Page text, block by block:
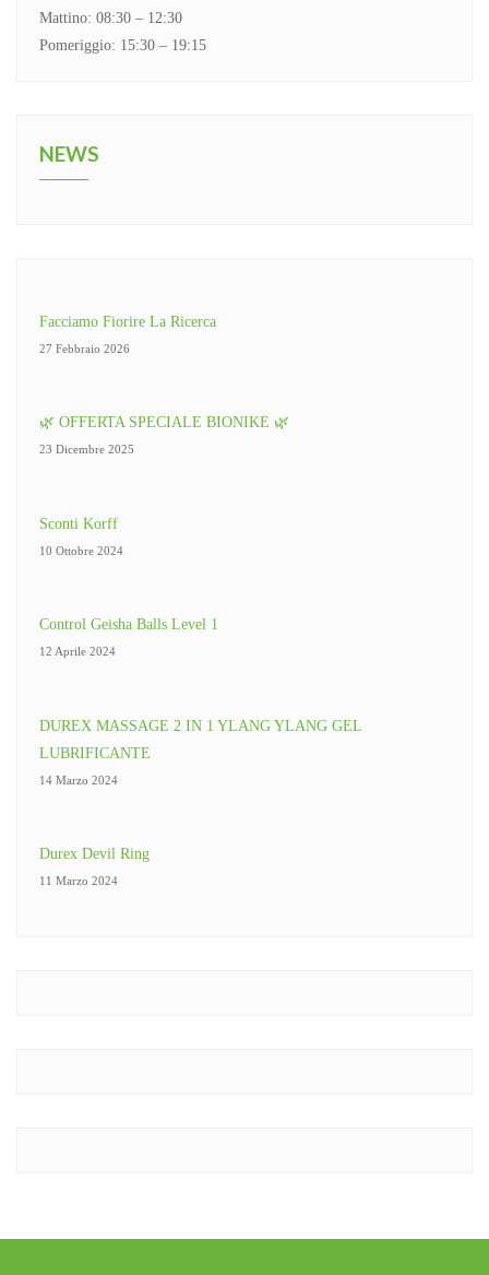
Mattino: 08:30 – 12:30
Pomeriggio: 15:30 – 19:15
NEWS
Facciamo Fiorire La Ricerca
27 Febbraio 2026
🌿 OFFERTA SPECIALE BIONIKE 🌿
23 Dicembre 2025
Sconti Korff
10 Ottobre 2024
Control Geisha Balls Level 1
12 Aprile 2024
DUREX MASSAGE 2 IN 1 YLANG YLANG GEL
LUBRIFICANTE
14 Marzo 2024
Durex Devil Ring
11 Marzo 2024